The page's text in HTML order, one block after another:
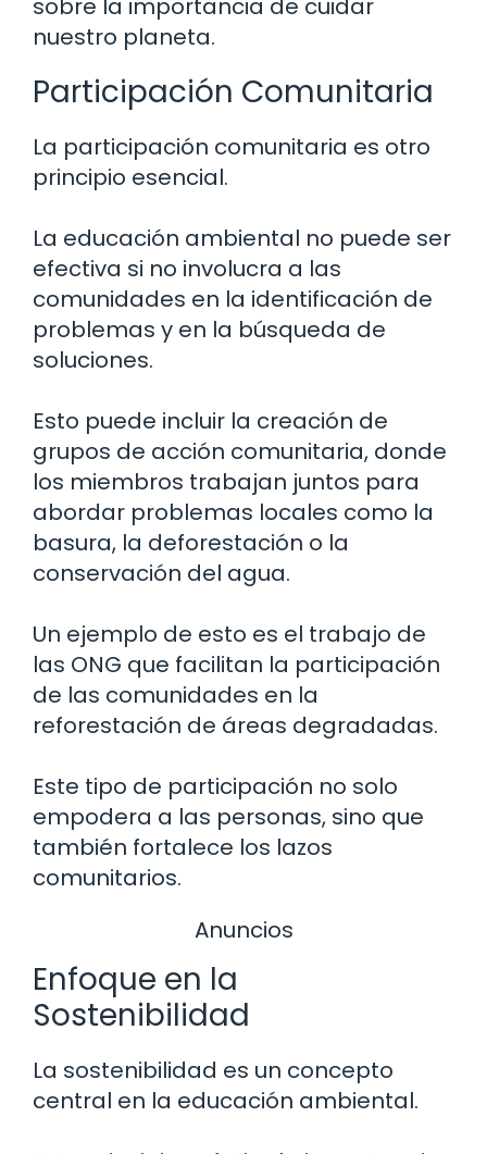
sobre la importancia de cuidar
nuestro planeta.
Participación Comunitaria
La participación comunitaria es otro
principio esencial.
La educación ambiental no puede ser
efectiva si no involucra a las
comunidades en la identificación de
problemas y en la búsqueda de
soluciones.
Esto puede incluir la creación de
grupos de acción comunitaria, donde
los miembros trabajan juntos para
abordar problemas locales como la
basura, la deforestación o la
conservación del agua.
Un ejemplo de esto es el trabajo de
las ONG que facilitan la participación
de las comunidades en la
reforestación de áreas degradadas.
Este tipo de participación no solo
empodera a las personas, sino que
también fortalece los lazos
comunitarios.
Anuncios
Enfoque en la
Sostenibilidad
La sostenibilidad es un concepto
central en la educación ambiental.